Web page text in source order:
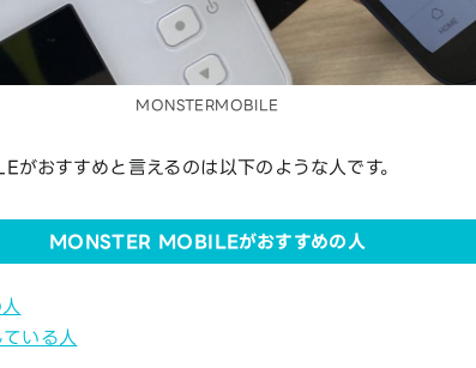
MONSTERMOBILE
おすすめと言えるのは以下のような人です。
MONSTER MOBILEがおすすめの人
いる人